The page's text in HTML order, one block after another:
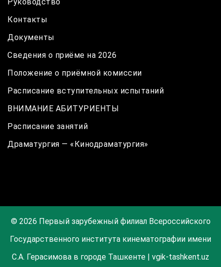
Контакты
Документы
Сведения о приёме на 2026
Положение о приёмной комиссии
Расписание вступительных испытаний
ВНИМАНИЕ АБИТУРИЕНТЫ
Расписание занятий
Драматургия — «Кинодраматургия»
© 2026 Первый зарубежный филиал Всероссийского
Государственного института кинематографии имени
С.А. Герасимова в городе Ташкенте | vgik-tashkent.uz